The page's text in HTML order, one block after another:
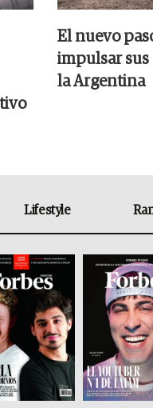
El nuevo
impulsar sus
la Argentina
Lifestyle